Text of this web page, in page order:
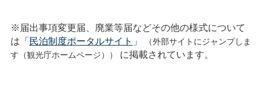
※届出事項変更届、廃業等届などその他の様式について
は「 民泊制度ポータルサイト 」
（外部サイトにジャンプしま
す（観光庁ホームページ））
に掲載されています。